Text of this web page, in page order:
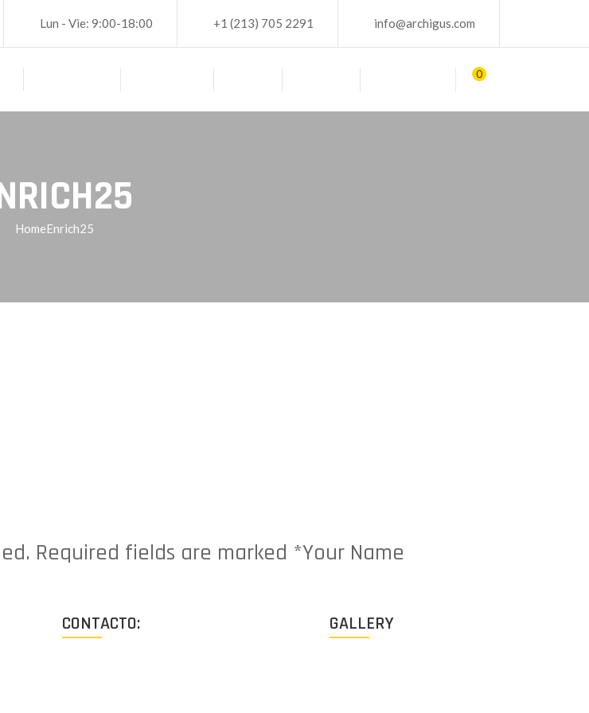
Lun - Vie: 9:00-18:00 +1 (213) 705 2291 info@archigus.com
0
HomeEnrich25
Required fields are marked *Your Name
CONTACTO: GALLERY